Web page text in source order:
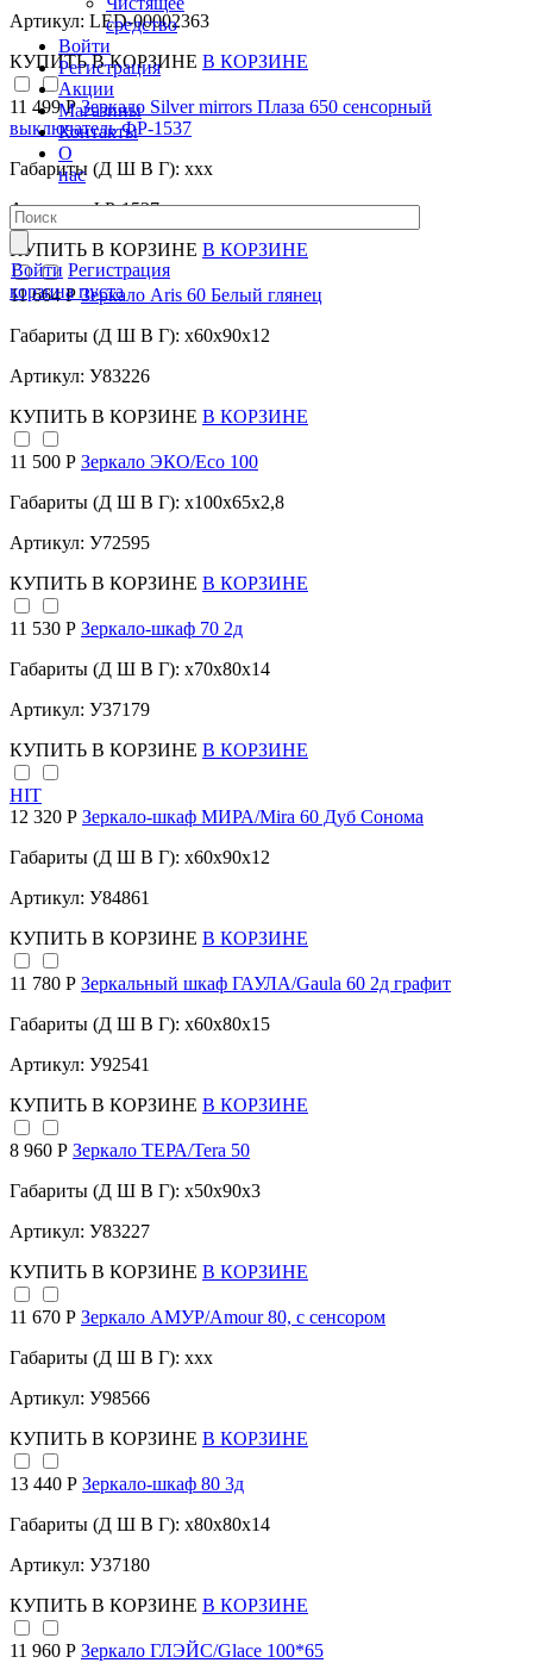
средство
Войти
Регистрация
Акции
Магазины
Контакты
О
нас
Войти Регистрация
корзина пуста
Артикул: LED-00002363
КУПИТЬ В КОРЗИНЕ В КОРЗИНЕ
11 499 РЗеркало Silver mirrors Плаза 650 сенсорный
выключатель ФР-1537
Габариты (Д Ш В Г): xxx
Артикул: ФР-1537
КУПИТЬ В КОРЗИНЕ В КОРЗИНЕ
11 664 РЗеркало Aris 60 Белый глянец
Габариты (Д Ш В Г): x60x90x12
Артикул: У83226
КУПИТЬ В КОРЗИНЕ В КОРЗИНЕ
11 500 Р Зеркало ЭКО/Eco 100
Габариты (Д Ш В Г): x100x65x2,8
Артикул: У72595
КУПИТЬ В КОРЗИНЕ В КОРЗИНЕ
11 530 Р Зеркало-шкаф 70 2д
Габариты (Д Ш В Г): x70x80x14
Артикул: У37179
КУПИТЬ В КОРЗИНЕ В КОРЗИНЕ
HIT
12 320 Р Зеркало-шкаф МИРА/Mira 60 Дуб Сонома
Габариты (Д Ш В Г): x60x90x12
Артикул: У84861
КУПИТЬ В КОРЗИНЕ В КОРЗИНЕ
11 780 Р Зеркальный шкаф ГАУЛА/Gaula 60 2д графит
Габариты (Д Ш В Г): x60x80x15
Артикул: У92541
КУПИТЬ В КОРЗИНЕ В КОРЗИНЕ
8 960 Р Зеркало ТЕРА/Tera 50
Габариты (Д Ш В Г): x50x90x3
Артикул: У83227
КУПИТЬ В КОРЗИНЕ В КОРЗИНЕ
11 670 Р Зеркало АМУР/Amour 80, с сенсором
Габариты (Д Ш В Г): xxx
Артикул: У98566
КУПИТЬ В КОРЗИНЕ В КОРЗИНЕ
13 440 Р Зеркало-шкаф 80 3д
Габариты (Д Ш В Г): x80x80x14
Артикул: У37180
КУПИТЬ В КОРЗИНЕ В КОРЗИНЕ
11 960 Р Зеркало ГЛЭЙС/Glace 100*65